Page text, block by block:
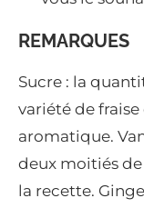
REMARQUES
Sucre : la
variété de
aromatique.
deux moitiés
la recette.